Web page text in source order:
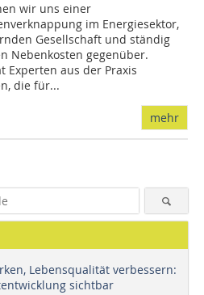
wir uns einer
im Energiesektor,
Gesellschaft und ständig
Nebenkosten gegenüber.
Experten aus der Praxis
die für...
mehr
Lebensqualität verbessern:
sichtbar